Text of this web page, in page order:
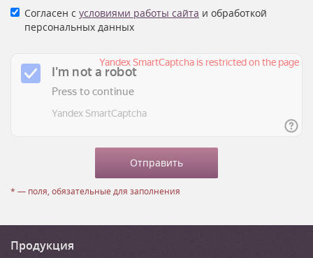
Согласен с условиями работы сайта и обработкой
персональных данных
* — поля, обязательные для заполнения
Продукция